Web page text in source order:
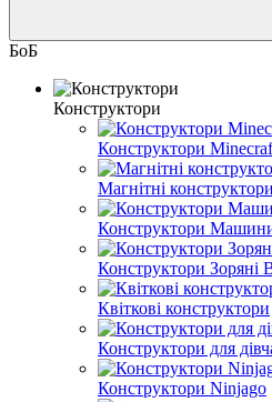
БоБ
Конструктори
Конструктори
Магнітні
Конструктори
Конструктори Зоряні
Квіткові конструктори
Конструктори для
Конструктори Ninjago